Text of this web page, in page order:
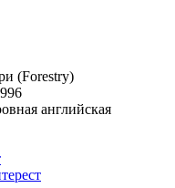
(Forestry)
английская